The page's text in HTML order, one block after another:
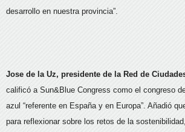
desarrollo en nuestra provincia”.
Jose de la Uz, presidente de la Red de
calificó a Sun&Blue Congress como el congreso
azul “referente en España y en Europa”. Añadió
para reflexionar sobre los retos de la